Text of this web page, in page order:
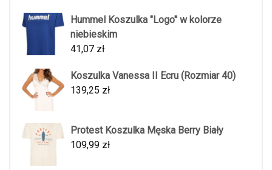
Hummel Koszulka "Logo" w kolorze
niebieskim
41,07 zł
Koszulka Vanessa II Ecru (Rozmiar 40)
139,25 zł
Protest Koszulka Męska Berry Biały
109,99 zł